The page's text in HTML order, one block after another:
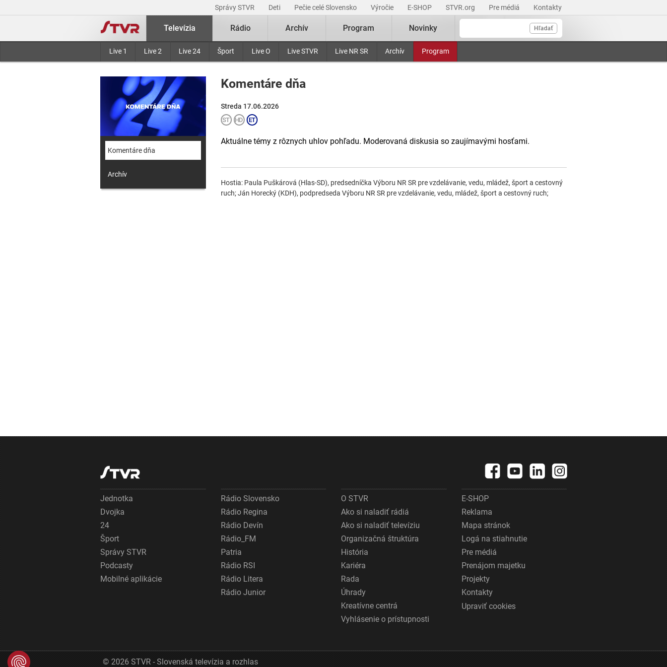
Správy STVR Deti Pečie celé Slovensko Výročie E-SHOP STVR.org Pre médiá Kontakty
Hľadať
Televízia
Live 1 Live 2 Live 24 Šport Live O Live STVR Live NR SR Archív Program
Rádio Archív Program Novinky
Komentáre dňa
Archív
Komentáre dňa
Streda 17.06.2026
Aktuálne témy z rôznych uhlov pohľadu. Moderovaná diskusia so zaujímavými hosťami.
Hostia: Paula Puškárová (Hlas-SD), predsedníčka Výboru NR SR pre vzdelávanie, vedu, mládež, šport a cestovný
ruch; Ján Horecký (KDH), podpredseda Výboru NR SR pre vzdelávanie, vedu, mládež, šport a cestovný ruch;
Jednotka
Dvojka
24
Šport
Správy STVR
Podcasty
Mobilné aplikácie
Rádio Slovensko
Rádio Regina
Rádio Devín
Rádio_FM
Patria
Rádio RSI
Rádio Litera
Rádio Junior
O STVR
Ako si naladiť rádiá
Ako si naladiť televíziu
Organizačná štruktúra
História
Kariéra
Rada
Úhrady
Kreatívne centrá
Vyhlásenie o prístupnosti
E-SHOP
Reklama
Mapa stránok
Logá na stiahnutie
Pre médiá
Prenájom majetku
Projekty
Kontakty
Upraviť cookies
© 2026 STVR - Slovenská televízia a rozhlas